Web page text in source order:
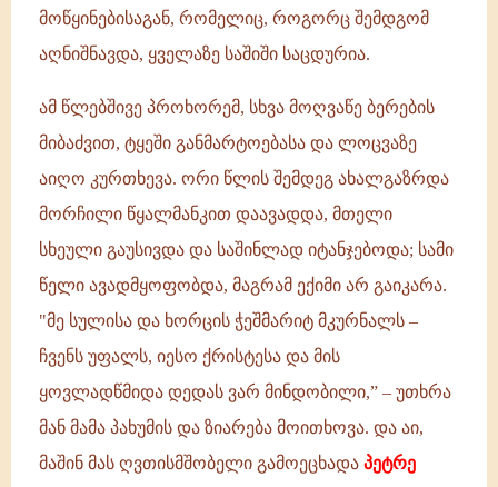
მოწყინებისაგან, რომელიც, როგორც შემდგომ
აღნიშნავდა, ყველაზე საშიში საცდურია.
ამ წლებშივე პროხორემ, სხვა მოღვაწე ბერების
მიბაძვით, ტყეში განმარტოებასა და ლოცვაზე
აიღო კურთხევა. ორი წლის შემდეგ ახალგაზრდა
მორჩილი წყალმანკით დაავადდა, მთელი
სხეული გაუსივდა და საშინლად იტანჯებოდა; სამი
წელი ავადმყოფობდა, მაგრამ ექიმი არ გაიკარა.
"მე სულისა და ხორცის ჭეშმარიტ მკურნალს –
ჩვენს უფალს, იესო ქრისტესა და მის
ყოვლადწმიდა დედას ვარ მინდობილი,” – უთხრა
მან მამა პახუმის და ზიარება მოითხოვა. და აი,
მაშინ მას ღვთისმშობელი გამოეცხადა პეტრე